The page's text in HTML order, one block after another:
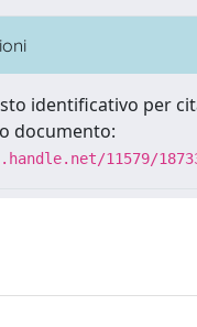
identificativo per
documento:
11579/